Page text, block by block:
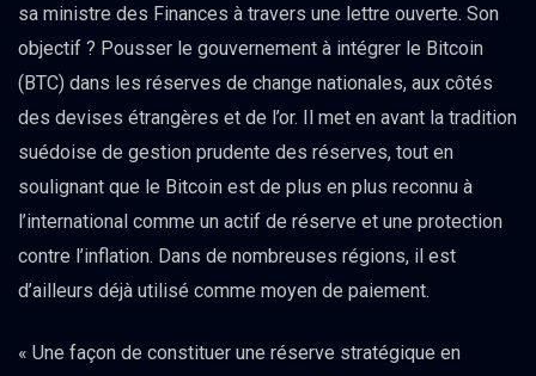
sa ministre des Finances à travers une lettre ouverte. Son
objectif ? Pousser le gouvernement à intégrer le Bitcoin
(BTC) dans les réserves de change nationales, aux côtés
des devises étrangères et de l’or. Il met en avant la tradition
suédoise de gestion prudente des réserves, tout en
soulignant que le Bitcoin est de plus en plus reconnu à
l’international comme un actif de réserve et une protection
contre l’inflation. Dans de nombreuses régions, il est
d’ailleurs déjà utilisé comme moyen de paiement.
« Une façon de constituer une réserve stratégique en